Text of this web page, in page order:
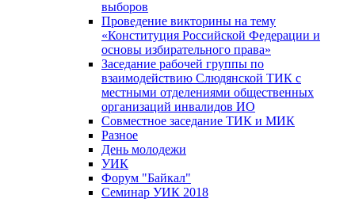
выборов
Проведение викторины на тему
«Конституция Российской Федерации и
основы избирательного права»
Заседание рабочей группы по
взаимодействию Слюдянской ТИК с
местными отделениями общественных
организаций инвалидов ИО
Совместное заседание ТИК и МИК
Разное
День молодежи
УИК
Форум "Байкал"
Семинар УИК 2018